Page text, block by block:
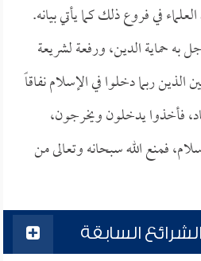
في فروع ذلك كما يأتي بيانه.
به حماية الدين، ورفعة لشريعة
الذين ربما دخلوا في الإسلام نفاقاً
فأخذوا يدخلون ويخرجون،
فمنع الله سبحانه وتعالى من
السابقة